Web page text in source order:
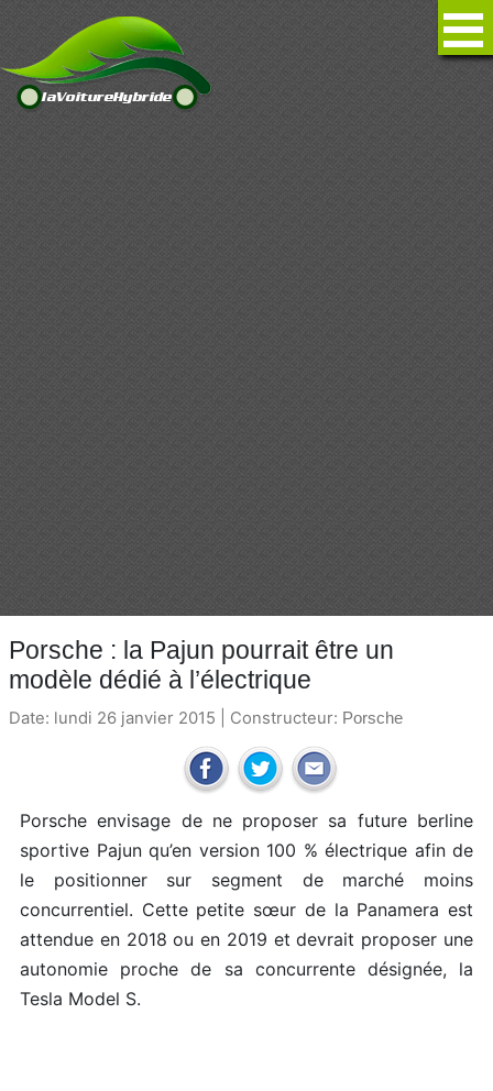
Porsche : la Pajun pourrait être un
modèle dédié à l’électrique
Date: lundi 26 janvier 2015 | Constructeur: Porsche
Porsche envisage de ne proposer sa future berline
sportive Pajun qu’en version 100 % électrique afin de
le positionner sur segment de marché moins
concurrentiel. Cette petite sœur de la Panamera est
attendue en 2018 ou en 2019 et devrait proposer une
autonomie proche de sa concurrente désignée, la
Tesla Model S.